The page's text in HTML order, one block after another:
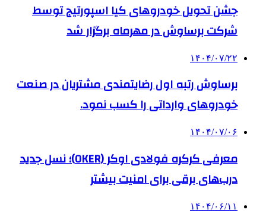
جشن تحویل خودروهای کیا اسپورتیج توسط
شرکت برساوش در مهرماه برگزار شد
۱۴۰۴/۰۷/۲۲
برساوش رتبه اول رضایتمندی مشتریان در صنعت
خودروهای وارداتی را کسب نمود.
۱۴۰۴/۰۷/۰۶
معرفی کرکره فولادی اوکر (OKER)؛ نسل جدید
درب‌های برقی برای امنیت بیشتر
۱۴۰۴/۰۶/۱۱